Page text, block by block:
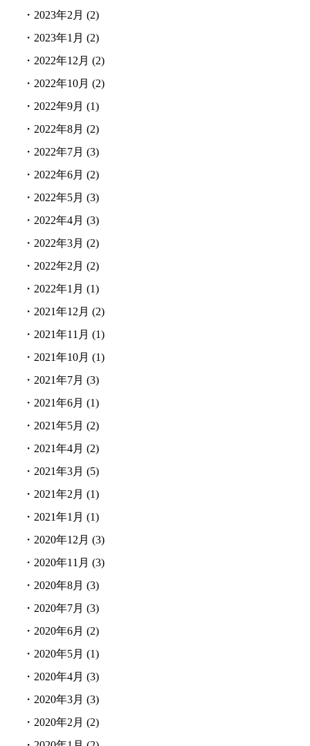
・ 2023年2月 (2)
・ 2023年1月 (2)
・ 2022年12月 (2)
・ 2022年10月 (2)
・ 2022年9月 (1)
・ 2022年8月 (2)
・ 2022年7月 (3)
・ 2022年6月 (2)
・ 2022年5月 (3)
・ 2022年4月 (3)
・ 2022年3月 (2)
・ 2022年2月 (2)
・ 2022年1月 (1)
・ 2021年12月 (2)
・ 2021年11月 (1)
・ 2021年10月 (1)
・ 2021年7月 (3)
・ 2021年6月 (1)
・ 2021年5月 (2)
・ 2021年4月 (2)
・ 2021年3月 (5)
・ 2021年2月 (1)
・ 2021年1月 (1)
・ 2020年12月 (3)
・ 2020年11月 (3)
・ 2020年8月 (3)
・ 2020年7月 (3)
・ 2020年6月 (2)
・ 2020年5月 (1)
・ 2020年4月 (3)
・ 2020年3月 (3)
・ 2020年2月 (2)